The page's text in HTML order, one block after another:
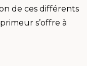
de ces différents
s’offre à